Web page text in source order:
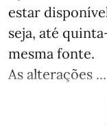
estar
seja, até
mesma fonte.
As alterações ...